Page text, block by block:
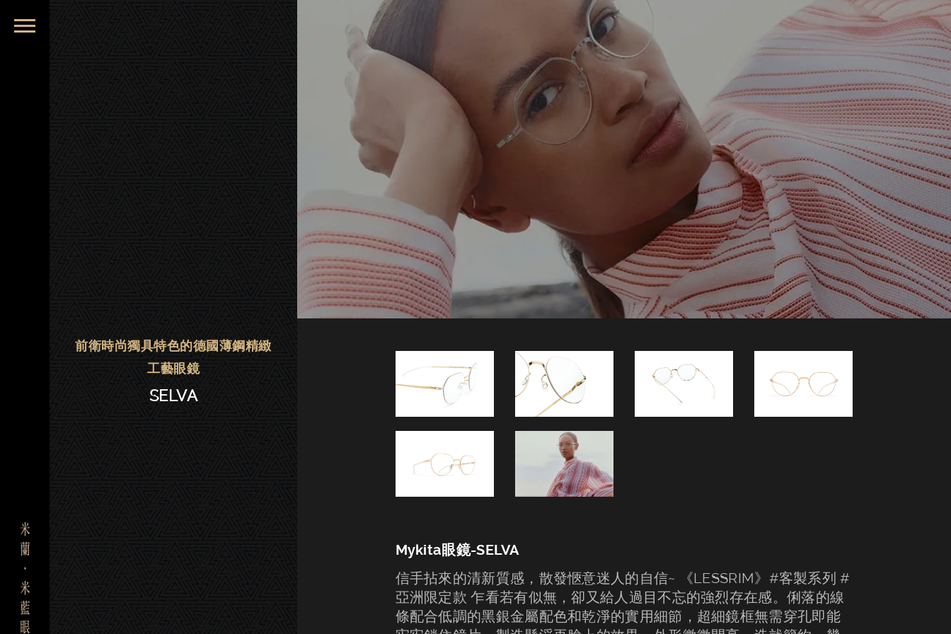
Mykita眼鏡 | 大安－SELVA
前衛時尚獨具特色的德國薄鋼精緻
工藝眼鏡
SELVA
Mykita眼鏡-SELVA
信手拈來的清新質感，散發愜意迷人的自信~ 《LESSRIM》#客製系列 #
亞洲限定款 乍看若有似無，卻又給人過目不忘的強烈存在感。俐落的線
條配合低調的黑銀金屬配色和乾淨的實用細節，超細鏡框無需穿孔即能